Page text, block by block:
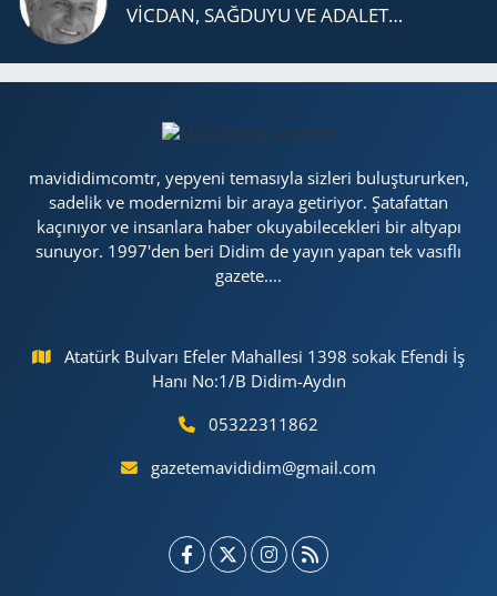
VİCDAN, SAĞ­DU­YU VE ADA­LET…
mavididimcomtr, yepyeni temasıyla sizleri buluştururken,
sadelik ve modernizmi bir araya getiriyor. Şatafattan
kaçınıyor ve insanlara haber okuyabilecekleri bir altyapı
sunuyor. 1997'den beri Didim de yayın yapan tek vasıflı
gazete....
Atatürk Bulvarı Efeler Mahallesi 1398 sokak Efendi İş
Hanı No:1/B Didim-Aydın
05322311862
gazetemavididim@gmail.com